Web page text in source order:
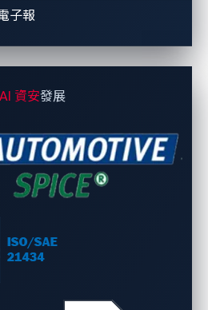
子報
資安發展
戰中，電動汽車必須依賴更完
案。VicOne解決方案通過為
提供汽車網路安全防護解
務、安全滲透測試等全方位的
科技來自最新最即時的汽車網
脅識別、偵測、分析、回應、
安全。通過單一的整合平台，
時監控、串連和可視化威脅，
。
產品頁面